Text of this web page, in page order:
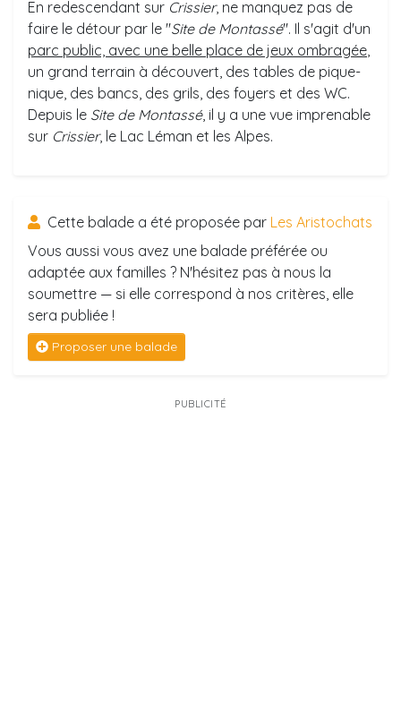
En redescendant sur Crissier, ne manquez pas de
faire le détour par le "Site de Montassé". Il s'agit d'un
parc public, avec une belle place de jeux ombragée
un grand terrain à découvert, des tables de pique-
nique, des bancs, des grils, des foyers et des WC.
Depuis le Site de Montassé, il y a une vue imprenable
sur Crissier, le Lac Léman et les Alpes.
Cette balade a été proposée par Les Aristochats
Vous aussi vous avez une balade préférée ou
adaptée aux familles ? N'hésitez pas à nous la
soumettre — si elle correspond à nos critères, elle
sera publiée !
Proposer une balade
PUBLICITÉ